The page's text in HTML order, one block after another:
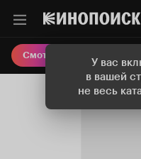
У вас
в вашей
не весь
Смотреть кино